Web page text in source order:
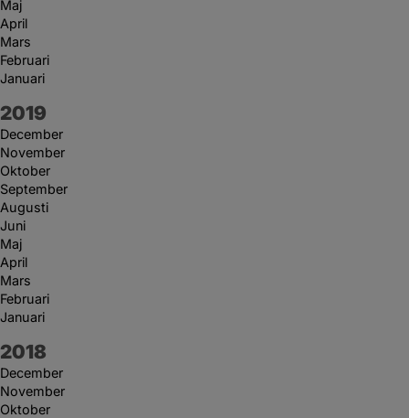
Maj
April
Mars
Februari
Januari
År:
2019
December
November
Oktober
September
Augusti
Juni
Maj
April
Mars
Februari
Januari
År:
2018
December
November
Oktober